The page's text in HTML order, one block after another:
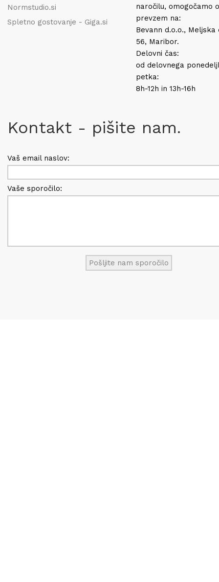
Normstudio.si
Spletno gostovanje - Giga.si
naročilu, omogočamo
prevzem na:
Bevann d.o.o., Meljska
56, Maribor.
Delovni čas:
od delovnega
petka:
8h-12h in 13h-16h
Kontakt - pišite nam.
Vaš email naslov:
Vaše sporočilo: